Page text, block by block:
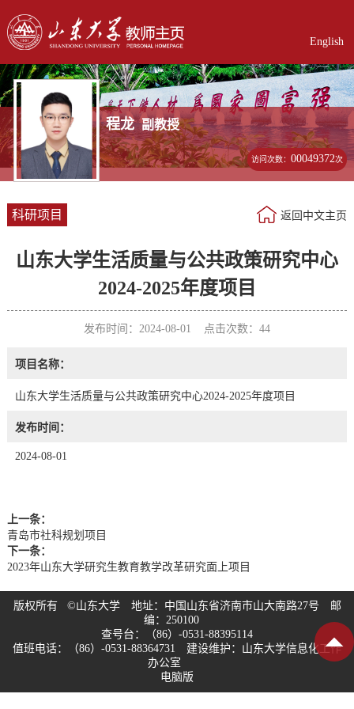
English
程龙 副教授
访问次数：00049372次
科研项目 返回中文主页
山东大学生活质量与公共政策研究中心
2024-2025年度项目
发布时间：2024-08-01 点击次数： 44
项目名称：
山东大学生活质量与公共政策研究中心2024-2025年度项目
发布时间：
2024-08-01
上一条：
青岛市社科规划项目
下一条：
2023年山东大学研究生教育教学改革研究面上项目
版权所有 ©山东大学 地址：中国山东省济南市山大南路27号 邮
编：250100
查号台：（86）-0531-88395114
值班电话：（86）-0531-88364731 建设维护：山东大学信息化工作
办公室
电脑版